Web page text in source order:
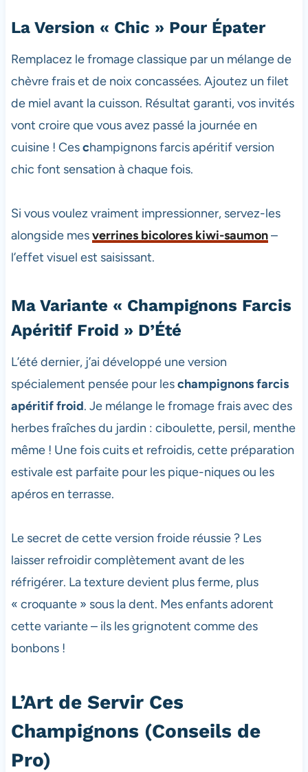
La Version « Chic » Pour Épater
Remplacez le fromage classique par un mélange de
chèvre frais et de noix concassées. Ajoutez un filet
de miel avant la cuisson. Résultat garanti, vos invités
vont croire que vous avez passé la journée en
cuisine ! Ceschampignons farcis apéritif version
chic font sensation à chaque fois.
Si vous voulez vraiment impressionner, servez-les
alongside mesverrines bicolores kiwi-saumon–
l’effet visuel est saisissant.
Ma Variante « Champignons Farcis
Apéritif Froid » D’Été
L’été dernier, j’ai développé une version
spécialement pensée pour leschampignons farcis
apéritif froid. Je mélange le fromage frais avec des
herbes fraîches du jardin : ciboulette, persil, menthe
même ! Une fois cuits et refroidis, cette préparation
estivale est parfaite pour les pique-niques ou les
apéros en terrasse.
Le secret de cette version froide réussie ? Les
laisser refroidir complètement avant de les
réfrigérer. La texture devient plus ferme, plus
« croquante » sous la dent. Mes enfants adorent
cette variante – ils les grignotent comme des
bonbons !
L’Art de Servir Ces
Champignons (Conseils de
Pro)